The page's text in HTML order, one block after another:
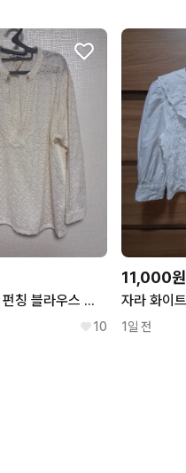
자라 ZARA 펀칭 블라우스 아이보리
10
11,000원
1일 전